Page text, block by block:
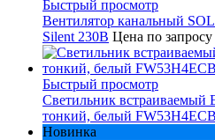
Быстрый просмотр
Вентилятор канальный
Silent 230В Цена по запросу
Быстрый просмотр
Светильник встраиваемый
тонкий, белый FW53H4ECB
Новинка